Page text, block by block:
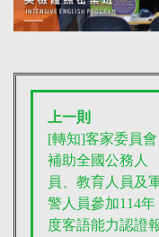
上一則
[轉知]客家委員會
補助全國公務人
員、教育人員及
警人員參加114年
度客語能力認證